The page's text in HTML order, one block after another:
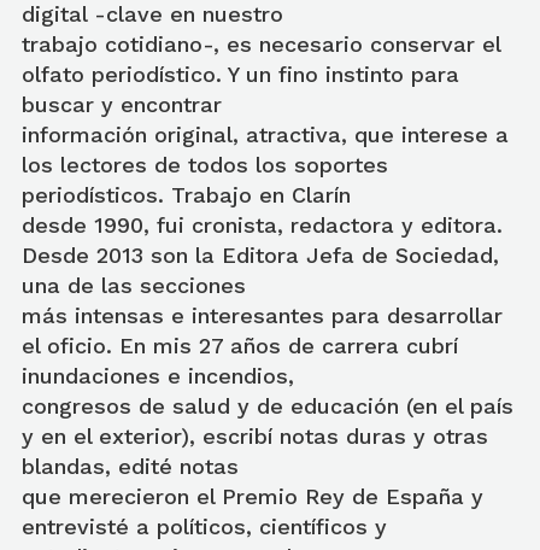
digital -clave en nuestro
trabajo cotidiano-, es necesario conservar el
olfato periodístico. Y un fino instinto para
buscar y encontrar
información original, atractiva, que interese a
los lectores de todos los soportes
periodísticos. Trabajo en Clarín
desde 1990, fui cronista, redactora y editora.
Desde 2013 son la Editora Jefa de Sociedad,
una de las secciones
más intensas e interesantes para desarrollar
el oficio. En mis 27 años de carrera cubrí
inundaciones e incendios,
congresos de salud y de educación (en el país
y en el exterior), escribí notas duras y otras
blandas, edité notas
que merecieron el Premio Rey de España y
entrevisté a políticos, científicos y